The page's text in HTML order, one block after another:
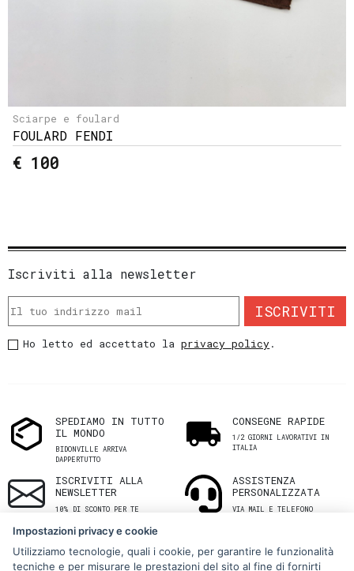
Sciarpe e foulard
FOULARD FENDI
€ 100
Iscriviti alla newsletter
ISCRIVITI
Ho letto ed accettato laprivacy policy.
SPEDIAMO IN TUTTO
IL MONDO
BIDONVILLE ARRIVA
DAPPERTUTTO
CONSEGNE RAPIDE
1/2 GIORNI LAVORATIVI IN
ITALIA
ISCRIVITI ALLA
NEWSLETTER
10% DI SCONTO PER TE
ASSISTENZA
PERSONALIZZATA
VIA MAIL E TELEFONO
Impostazioni privacy e cookie
Utilizziamo tecnologie, quali i cookie, per garantire le funzionalità
tecniche e per misurare le prestazioni del sito al fine di fornirti